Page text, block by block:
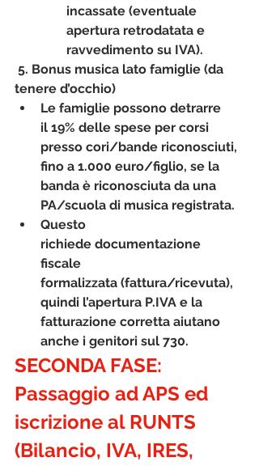
incassate (eventuale
apertura retrodatata e
ravvedimento su IVA).
5. Bonus musica lato famiglie (da
tenere d’occhio)
Le famiglie possono detrarre
il 19% delle spese per corsi
presso cori/bande riconosciuti,
fino a 1.000 euro/figlio, se la
banda è riconosciuta da una
PA/scuola di musica registrata.
Questo
richiede documentazione
fiscale
formalizzata (fattura/ricevuta),
quindi l’apertura P.IVA e la
fatturazione corretta aiutano
anche i genitori sul 730.
SECONDA FASE:
Passaggio ad APS ed
iscrizione al RUNTS
(Bilancio, IVA, IRES,